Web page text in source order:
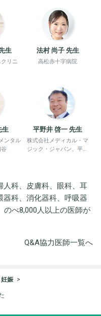
生
リニ
法村 尚子 先生
高松赤十字病院
生
ンタル
谷
平野井 啓一 先生
株式会社メディカル・マ
ジック・ジャパン、平野
人科、皮膚科、眼科、耳
科、消化器科、呼吸器
べ8,000人以上の医師が
Q&A協力医師一覧へ
妊娠